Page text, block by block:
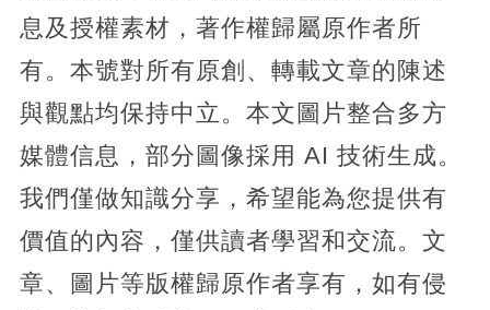
息及授權素材，著作權歸屬原作者所
有。本號對所有原創、轉載文章的陳述
與觀點均保持中立。本文圖片整合多方
媒體信息，部分圖像採用 AI 技術生成。
我們僅做知識分享，希望能為您提供有
價值的內容，僅供讀者學習和交流。文
章、圖片等版權歸原作者享有，如有侵